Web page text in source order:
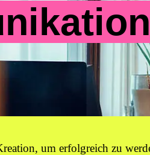
um erfolgreich zu